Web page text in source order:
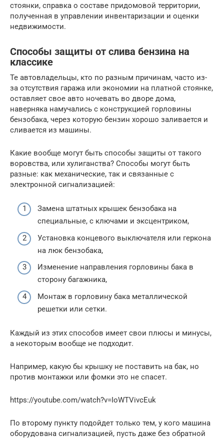
стоянки, справка о составе придомовой территории,
полученная в управлении инвентаризации и оценки
недвижимости.
Способы защиты от слива бензина на
классике
Те автовладельцы, кто по разным причинам, часто из-
за отсутствия гаража или экономии на платной стоянке,
оставляет свое авто ночевать во дворе дома,
наверняка намучались с конструкцией горловины
бензобака, через которую бензин хорошо заливается и
сливается из машины.
Какие вообще могут быть способы защиты от такого
воровства, или хулиганства? Способы могут быть
разные: как механические, так и связанные с
электронной сигнализацией:
Замена штатных крышек бензобака на
специальные, с ключами и эксцентриком,
Установка концевого выключателя или геркона
на люк бензобака,
Изменение направления горловины бака в
сторону багажника,
Монтаж в горловину бака металлической
решетки или сетки.
Каждый из этих способов имеет свои плюсы и минусы,
а некоторым вообще не подходит.
Например, какую бы крышку не поставить на бак, но
против монтажки или фомки это не спасет.
https://youtube.com/watch?v=IoWTVivcEuk
По второму пункту подойдет только тем, у кого машина
оборудована сигнализацией, пусть даже без обратной